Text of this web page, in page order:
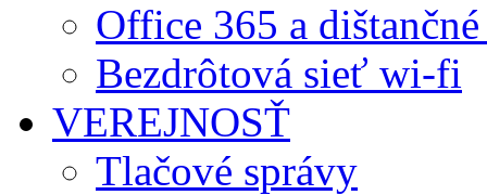
Office 365 a
Bezdrôtová sieť wi-fi
VEREJNOSŤ
Tlačové správy